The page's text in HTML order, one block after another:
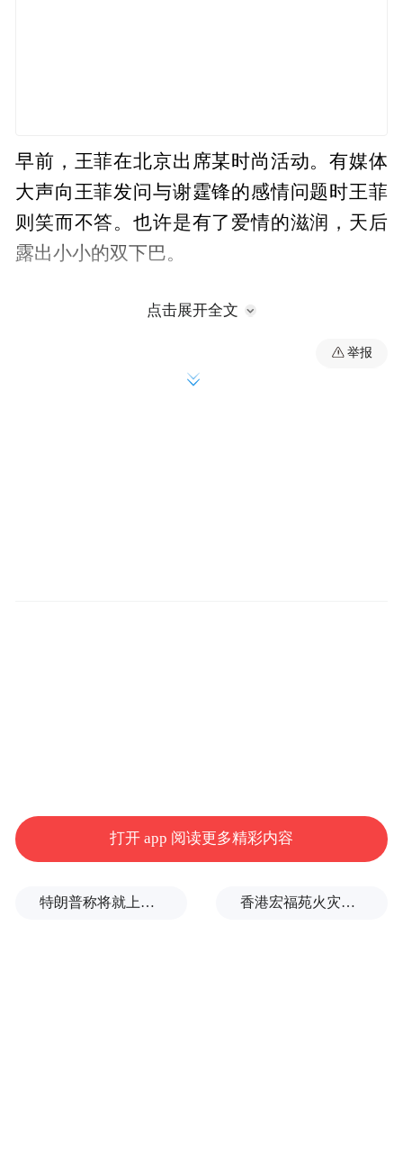
早前，王菲在北京出席某时尚活动。有媒体
大声向王菲发问与谢霆锋的感情问题时王菲
则笑而不答。也许是有了爱情的滋润，天后
露出小小的双下巴。
纪复合消息，谢霆锋被发现留宿王菲位于北
京东三环亮马桥外交公寓的新家，两人足不
点击展开全文
举报
打开 app 阅读更多精彩内容
特朗普称将就上诉法院涉白宫宴会厅项目裁决提起上诉 香港宏福苑火灾跨部门调查最终报告：大火或由烟头引起